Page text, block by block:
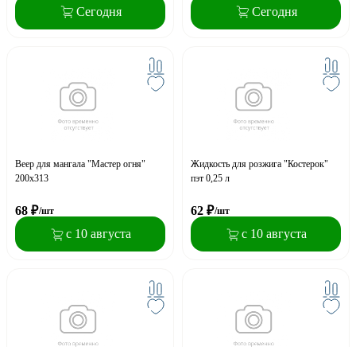
Сегодня Сегодня
Веер для мангала "Мастер огня"
200х313
68 ₽/шт
с 10 августа
Жидкость для розжига "Костерок"
пэт 0,25 л
62 ₽/шт
с 10 августа